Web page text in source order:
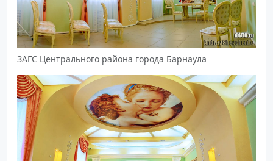
ЗАГС Центрального района города Барнаула